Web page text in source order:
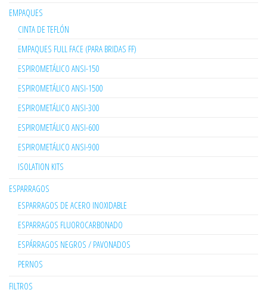
EMPAQUES
CINTA DE TEFLÓN
EMPAQUES FULL FACE (PARA BRIDAS FF)
ESPIROMETÁLICO ANSI-150
ESPIROMETÁLICO ANSI-1500
ESPIROMETÁLICO ANSI-300
ESPIROMETÁLICO ANSI-600
ESPIROMETÁLICO ANSI-900
ISOLATION KITS
ESPARRAGOS
ESPARRAGOS DE ACERO INOXIDABLE
ESPARRAGOS FLUOROCARBONADO
ESPÁRRAGOS NEGROS / PAVONADOS
PERNOS
FILTROS